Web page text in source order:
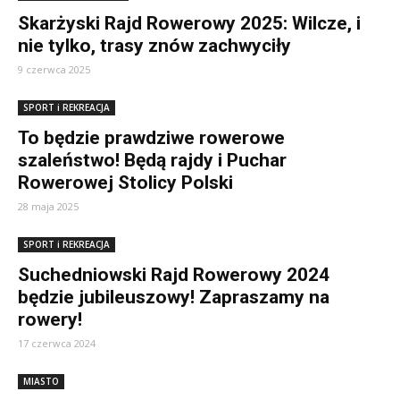
Skarżyski Rajd Rowerowy 2025: Wilcze, i
nie tylko, trasy znów zachwyciły
9 czerwca 2025
SPORT i REKREACJA
To będzie prawdziwe rowerowe
szaleństwo! Będą rajdy i Puchar
Rowerowej Stolicy Polski
28 maja 2025
SPORT i REKREACJA
Suchedniowski Rajd Rowerowy 2024
będzie jubileuszowy! Zapraszamy na
rowery!
17 czerwca 2024
MIASTO